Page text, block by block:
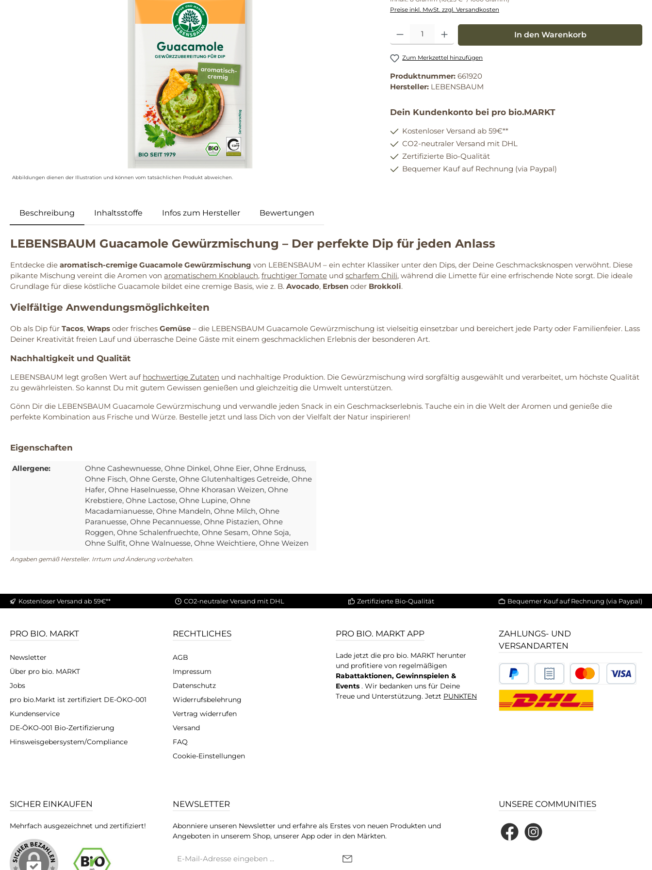
Abbildungen dienen der Illustration und können vom tatsächlichen Produkt abweichen.
Preise inkl. MwSt. zzgl. Versandkosten
Produkt Anzahl: Gib den gewünschten Wert ein oder benutze die Schaltflächen um die
In den Warenkorb
Zum Merkzettel hinzufügen
Produktnummer: 661920
Hersteller: LEBENSBAUM
Dein Kundenkonto bei pro bio.MARKT
Kostenloser Versand ab 59€**
CO2-neutraler Versand mit DHL
Zertifizierte Bio-Qualität
Bequemer Kauf auf Rechnung (via Paypal)
Beschreibung Inhaltsstoffe Infos zum Hersteller Bewertungen
LEBENSBAUM Guacamole Gewürzmischung – Der perfekte Dip für jeden Anlass
Entdecke die aromatisch-cremige Guacamole Gewürzmischung von LEBENSBAUM – ein echter Klassiker unter den Dips, der Deine Geschmacksknospen verwöhnt. Diese
pikante Mischung vereint die Aromen von aromatischem Knoblauch, fruchtiger Tomate und scharfem Chili, während die Limette für eine erfrischende Note sorgt. Die ideale
Grundlage für diese köstliche Guacamole bildet eine cremige Basis, wie z. B. Avocado, Erbsen oder Brokkoli.
Vielfältige Anwendungsmöglichkeiten
Ob als Dip für Tacos, Wraps oder frisches Gemüse – die LEBENSBAUM Guacamole Gewürzmischung ist vielseitig einsetzbar und bereichert jede Party oder Familienfeier. Lass
Deiner Kreativität freien Lauf und überrasche Deine Gäste mit einem geschmacklichen Erlebnis der besonderen Art.
Nachhaltigkeit und Qualität
LEBENSBAUM legt großen Wert auf hochwertige Zutaten und nachhaltige Produktion. Die Gewürzmischung wird sorgfältig ausgewählt und verarbeitet, um höchste Qualität
zu gewährleisten. So kannst Du mit gutem Gewissen genießen und gleichzeitig die Umwelt unterstützen.
Gönn Dir die LEBENSBAUM Guacamole Gewürzmischung und verwandle jeden Snack in ein Geschmackserlebnis. Tauche ein in die Welt der Aromen und genieße die
perfekte Kombination aus Frische und Würze. Bestelle jetzt und lass Dich von der Vielfalt der Natur inspirieren!
Eigenschaften
Allergene: Ohne Cashewnuesse, Ohne Dinkel, Ohne Eier, Ohne Erdnuss,
Ohne Fisch, Ohne Gerste, Ohne Glutenhaltiges Getreide, Ohne
Hafer, Ohne Haselnuesse, Ohne Khorasan Weizen, Ohne
Krebstiere, Ohne Lactose, Ohne Lupine, Ohne
Macadamianuesse, Ohne Mandeln, Ohne Milch, Ohne
Paranuesse, Ohne Pecannuesse, Ohne Pistazien, Ohne
Roggen, Ohne Schalenfruechte, Ohne Sesam, Ohne Soja,
Ohne Sulfit, Ohne Walnuesse, Ohne Weichtiere, Ohne Weizen
Angaben gemäß Hersteller. Irrtum und Änderung vorbehalten.
Kostenloser Versand ab 59€** CO2-neutraler Versand mit DHL Zertifizierte Bio-Qualität Bequemer Kauf auf Rechnung (via Paypal)
PRO BIO. MARKT
Newsletter
Über pro bio. MARKT
Jobs
pro bio.Markt ist zertifiziert DE-ÖKO-001
Kundenservice
DE-ÖKO-001 Bio-Zertifizierung
Hinsweisgebersystem/Compliance
RECHTLICHES
AGB
Impressum
Datenschutz
Widerrufsbelehrung
Vertrag widerrufen
Versand
FAQ
Cookie-Einstellungen
PRO BIO. MARKT APP
Lade jetzt die pro bio. MARKT herunter
und profitiere von regelmäßigen
Rabattaktionen, Gewinnspielen &
Events . Wir bedanken uns für Deine
Treue und Unterstützung. Jetzt PUNKTEN
ZAHLUNGS- UND
VERSANDARTEN
SICHER EINKAUFEN
Mehrfach ausgezeichnet und zertifiziert!
NEWSLETTER
Abonniere unseren Newsletter und erfahre als Erstes von neuen Produkten und
Angeboten in unserem Shop, unserer App oder in den Märkten.
Mail-
UNSERE COMMUNITIES
FacebookInstagram